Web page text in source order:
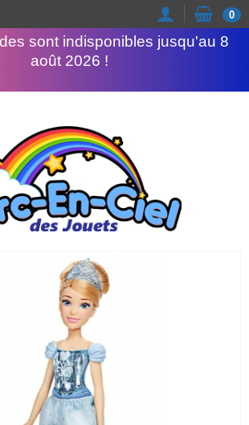
sont indisponibles jusqu'au 8
août 2026 !
0